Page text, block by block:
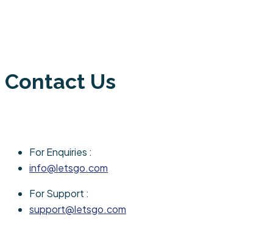
Contact Us
For Enquiries :
info@letsgo.com
For Support :
support@letsgo.com